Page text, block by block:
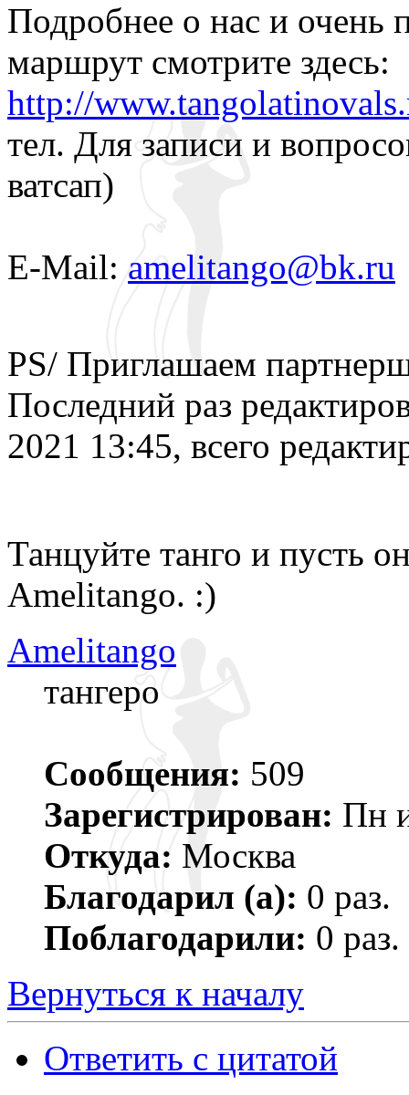
Подробнее о нас и
маршрут смотрите здесь:
http://
тел. Для записи и
ватсап)
E-Mail: amelitango@bk.ru
РS/ Приглашаем
Последний раз
2021 13:45, всего
Танцуйте танго и пусть
Amelitango. :)
Amelitango
тангеро
Сообщения: 509
Зарегистрирован: Пн
Откуда: Москва
Благодарил (а): 0 раз.
Поблагодарили: 0 раз.
Вернуться к началу
Ответить с цитатой